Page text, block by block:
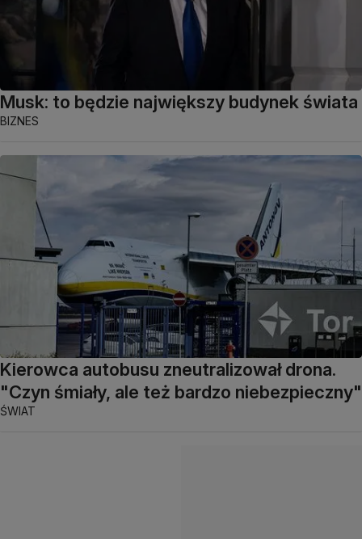
Musk: to będzie największy budynek świata
BIZNES
Kierowca autobusu zneutralizował drona.
"Czyn śmiały, ale też bardzo niebezpieczny"
ŚWIAT